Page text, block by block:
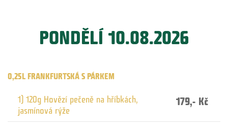
PONDĚLÍ 10.08.2026
0,25L FRANKFURTSKÁ S PÁRKEM
1) 120g Hovězí pečeně na hříbkách,
jasmínová rýže 179,- Kč